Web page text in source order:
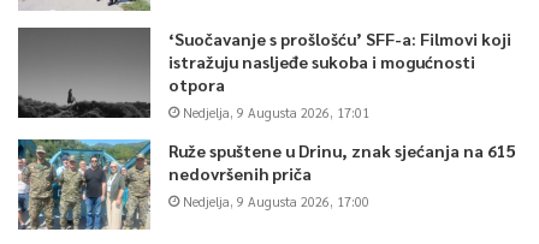
‘Suočavanje s prošlošću’ SFF-a: Filmovi koji
istražuju nasljeđe sukoba i mogućnosti
otpora
Nedjelja, 9 Augusta 2026, 17:01
Ruže spuštene u Drinu, znak sjećanja na 615
nedovršenih priča
Nedjelja, 9 Augusta 2026, 17:00